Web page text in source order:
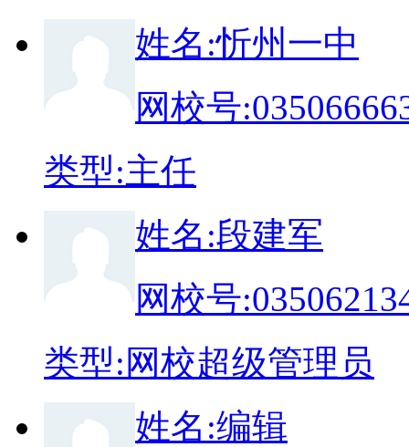
姓名:忻州一中
网校号:
类型:主任
姓名:段建军
网校号:
类型: 网校超级管理员
姓名:编辑